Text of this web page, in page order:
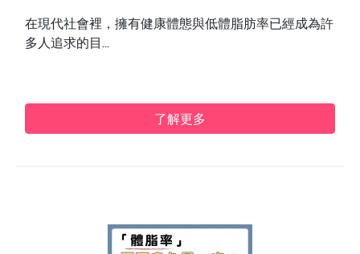
在現代社會裡，擁有健康體態與低體脂肪率已經成為許
多人追求的目...
了解更多